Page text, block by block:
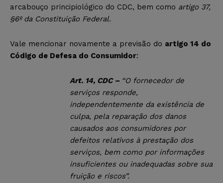
arcabouço principiológico do CDC, bem como artigo 37,
§6º da Constituição Federal.
Vale mencionar novamente a previsão do artigo 14 do
Código de Defesa do Consumidor:
Art. 14, CDC – “O fornecedor de
serviços responde,
independentemente da existência de
culpa, pela reparação dos danos
causados aos consumidores por
defeitos relativos à prestação dos
serviços, bem como por informações
insuficientes ou inadequadas sobre sua
fruição e riscos”.